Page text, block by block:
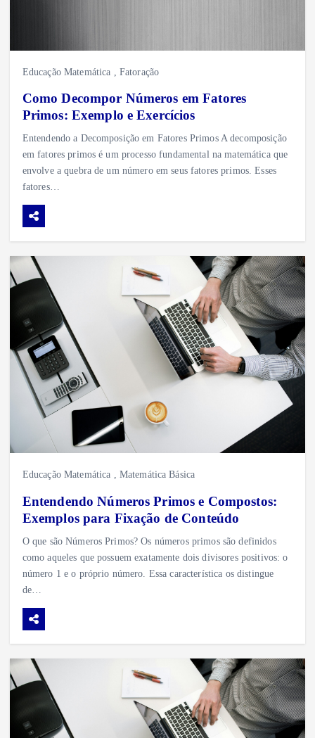
Educação Matemática , Fatoração
Como Decompor Números em Fatores
Primos: Exemplo e Exercícios
Entendendo a Decomposição em Fatores Primos A decomposição
em fatores primos é um processo fundamental na matemática que
envolve a quebra de um número em seus fatores primos. Esses
fatores…
Educação Matemática , Matemática Básica
Entendendo Números Primos e Compostos:
Exemplos para Fixação de Conteúdo
O que são Números Primos? Os números primos são definidos
como aqueles que possuem exatamente dois divisores positivos: o
número 1 e o próprio número. Essa característica os distingue
de…